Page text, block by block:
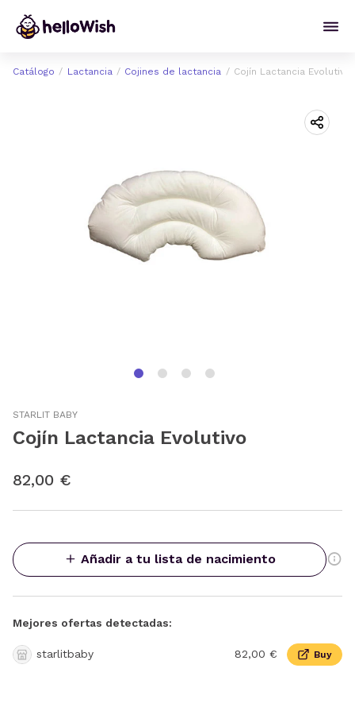
Catálogo Lactancia Cojines de lactancia Cojín Lactancia Evolutivo
STARLIT BABY
Cojín Lactancia Evolutivo
82,00 €
Añadir a tu lista de nacimiento
Mejores ofertas detectadas:
starlitbaby 82,00 € Buy